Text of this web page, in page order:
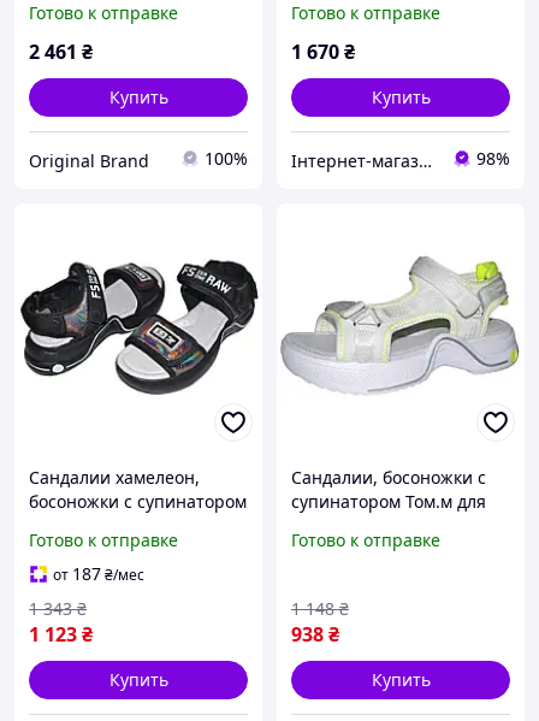
Готово к отправке
2 461 ₴
Купить
Original Brand 100%
из натуральной кожи на
лето *Са-19 чор-питон*
Готово к отправке
1 670₴
Купить
Інтернет-магазин Sport Year 98%
Сандалии хамелеон,
босоножки с супинатором
35,36,37 размер, 3
липучки, 109-99-601
Готово к отправке
от 187₴/мес
1 123₴
1 343 ₴
Купить
Сандалии, босоножки с
супинатором Том.м для
липучки, 109-91-185
Готово к отправке
938₴
1 148 ₴
Купить